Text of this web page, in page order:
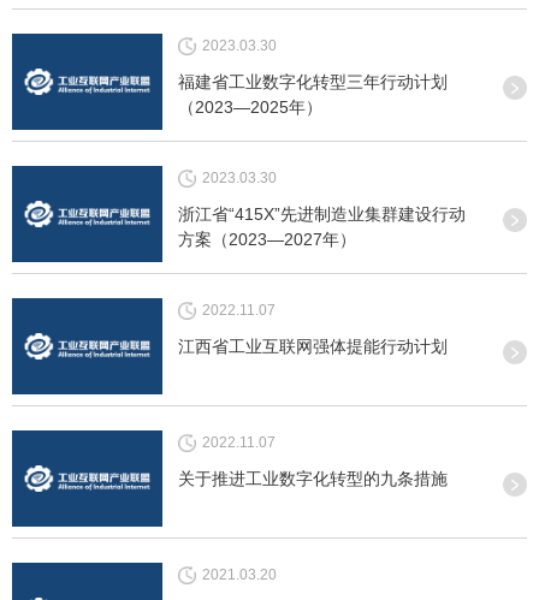
2023.03.30
福建省工业数字化转型三年行动计划
（2023—2025年）
2023.03.30
浙江省“415X”先进制造业集群建设行动
方案（2023—2027年）
2022.11.07
江西省工业互联网强体提能行动计划
2022.11.07
关于推进工业数字化转型的九条措施
2021.03.20